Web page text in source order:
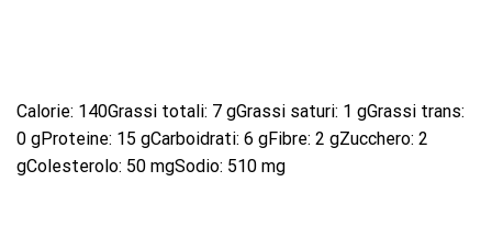
Calorie: 140Grassi totali: 7 gGrassi saturi: 1 gGrassi trans:
0 gProteine: 15 gCarboidrati: 6 gFibre: 2 gZucchero: 2
gColesterolo: 50 mgSodio: 510 mg